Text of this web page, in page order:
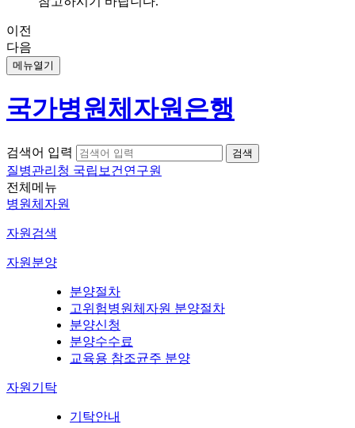
이전
다음
메뉴열기
국가병원체자원은행
검색어 입력
질병관리청 국립보건연구원
전체메뉴
병원체자원
자원검색
자원분양
분양절차
고위험병원체자원 분양절차
분양신청
분양수수료
교육용 참조균주 분양
자원기탁
기탁안내